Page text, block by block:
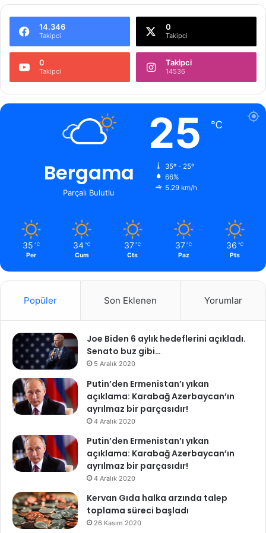
14.346
Takipci
0
Takipci
0
Takipci
Takipci
14536
Bergama
Parçalı Bulutlu
25 ℃
35º - 25º
66%
5.29 km/h
35 ℃
Per
34 ℃
Cum
37 ℃
Cts
37 ℃
Paz
36 ℃
Pts
Popüler Son Eklenen Yorumlar
Joe Biden 6 aylık hedeflerini açıkladı.
Senato buz gibi…
5 Aralık 2020
Putin’den Ermenistan’ı yıkan
açıklama: Karabağ Azerbaycan’ın
ayrılmaz bir parçasıdır!
4 Aralık 2020
Putin’den Ermenistan’ı yıkan
açıklama: Karabağ Azerbaycan’ın
ayrılmaz bir parçasıdır!
4 Aralık 2020
Kervan Gıda halka arzında talep
toplama süreci başladı
26 Kasım 2020